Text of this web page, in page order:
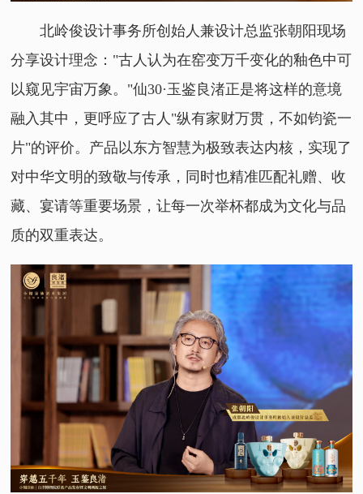
北岭俊设计事务所创始人兼设计总监张朝阳现场
分享设计理念："古人认为在窑变万千变化的釉色中可
以窥见宇宙万象。"仙30·玉鉴良渚正是将这样的意境
融入其中，更呼应了古人"纵有家财万贯，不如钧瓷一
片"的评价。产品以东方智慧为极致表达内核，实现了
对中华文明的致敬与传承，同时也精准匹配礼赠、收
藏、宴请等重要场景，让每一次举杯都成为文化与品
质的双重表达。